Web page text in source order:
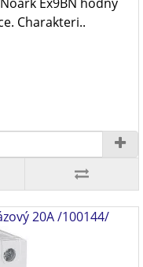
Charakteri..
20A /100144/